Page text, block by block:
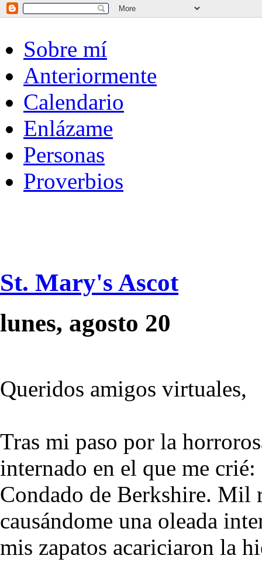
Sobre mí
Anteriormente
Calendario
Enlázame
Personas
Proverbios
St. Mary's Ascot
lunes, agosto 20
Queridos amigos virtuales,
Tras mi paso por la
internado en el que me
Condado de Berkshire. Mil
causándome una oleada
mis zapatos acariciaron la